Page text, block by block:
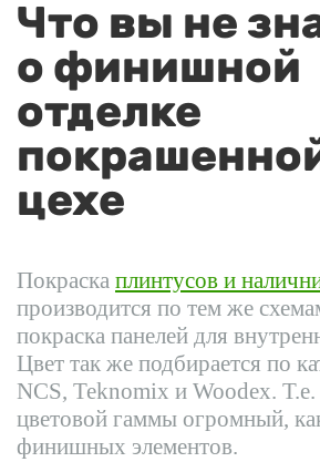
Что вы не
о финишной
отделке
цехе
Покраска плинтусов и
производится по тем же
покраска панелей для
Цвет так же подбирается по
NCS, Teknomix и Woodex.
цветовой гаммы огромный,
финишных элементов.